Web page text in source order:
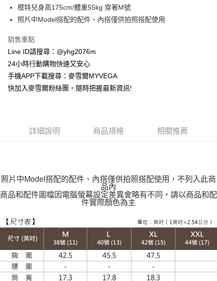
元大商業銀行
永豐商業銀行
玉山商業銀行
星展（台灣）商業銀行
台灣樂天信用卡公司
貨到付款
運送方式
全家取貨付款
每筆NT$100，滿NT$599(含以上)免運費
付款後萊爾富取貨
每筆NT$100，滿NT$988(含以上)免運費
每筆NT$100，滿NT$988(含以上)免運費
付款後7-11取貨
每筆NT$100，滿NT$988(含以上)免運費
大嘴鳥宅配通
模特兒身高175cm/體重55kg 穿著M號
照片中Model搭配的配件、內搭僅供拍照搭配使用
銷售重點
Line ID請搜尋：@yhg2076m
24小時行動購物快速又安心
手機APP下載搜尋：麥雪爾MYVEGA
快加入麥雪爾粉絲團，隨時把握最新資訊!
詳細說明 商品規格 相關推薦
照片中Model搭配的配件、內搭僅供拍照搭配使用，不列入此商
品內
商品和配件圖檔因電腦螢幕設定差異會略有不同，請以商品和配
件實際顏色為主